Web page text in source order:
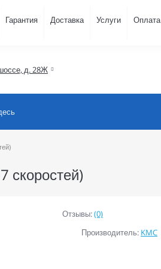
Гарантия Доставка Услуги Оплата
д. 28Ж
скоростей)
Отзывы:(0)
Производитель: KMC